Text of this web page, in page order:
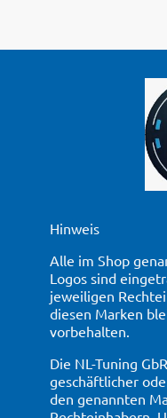
Hinweis
Alle im Shop
Logos sind
jeweiligen
diesen Marken
vorbehalten.
Die NL-Tuning
geschäftlicher
den genannten